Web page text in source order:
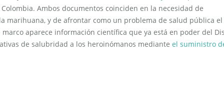
Ambos documentos coinciden en la necesidad de
marihuana, y de afrontar como un problema de salud pública el
marco aparece información científica que ya está en poder del
de salubridad a los heroinómanos mediante el suministro